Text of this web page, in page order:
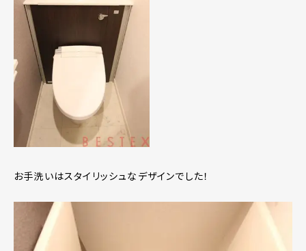
お手洗いはスタイリッシュなデザインでした！